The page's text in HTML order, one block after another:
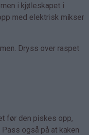
i kjøleskapet i
med elektrisk mikser
Dryss over raspet
før den piskes opp,
også på at kaken